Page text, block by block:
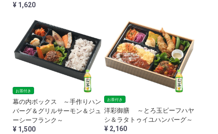
¥ 1,620
お茶付き
幕の内ボックス ～手作りハン
バーグ＆グリルサーモン＆ジュ
ーシーフランク～
¥ 1,500
お茶付き
洋彩御膳 ～とろ玉ビーフハヤ
シ＆ラタトゥイユハンバーグ～
¥ 2,160